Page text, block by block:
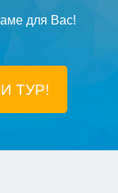
для Вас!
ТУР!